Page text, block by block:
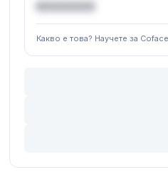
€XXXXXX
Какво е това? Научете за Coface